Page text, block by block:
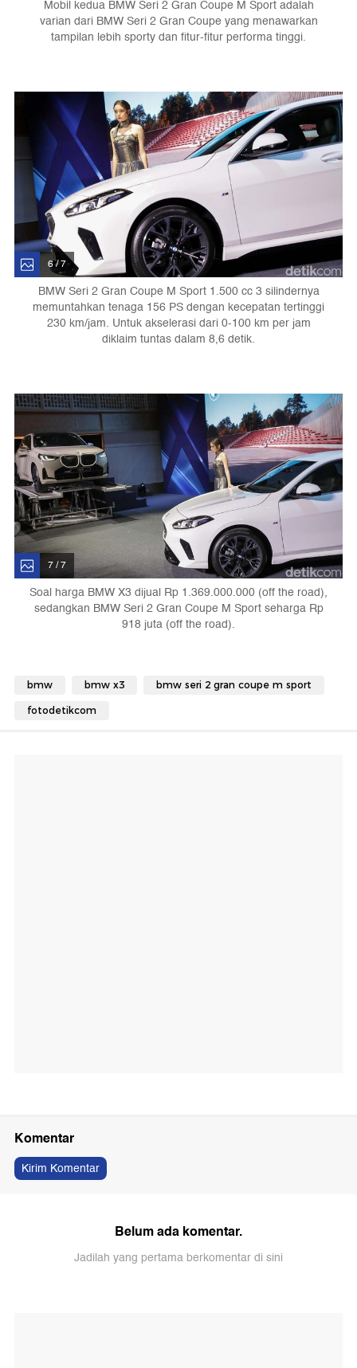
Mobil kedua BMW Seri 2 Gran Coupe M Sport adalah
varian dari BMW Seri 2 Gran Coupe yang menawarkan
tampilan lebih sporty dan fitur-fitur performa tinggi.
6 / 7
BMW Seri 2 Gran Coupe M Sport 1.500 cc 3 silindernya
memuntahkan tenaga 156 PS dengan kecepatan tertinggi
230 km/jam. Untuk akselerasi dari 0-100 km per jam
diklaim tuntas dalam 8,6 detik.
7 / 7
Soal harga BMW X3 dijual Rp 1.369.000.000 (off the road),
sedangkan BMW Seri 2 Gran Coupe M Sport seharga Rp
918 juta (off the road).
bmw bmw x3 bmw seri 2 gran coupe m sport
fotodetikcom
Komentar
Kirim Komentar
Belum ada komentar.
Jadilah yang pertama berkomentar di sini